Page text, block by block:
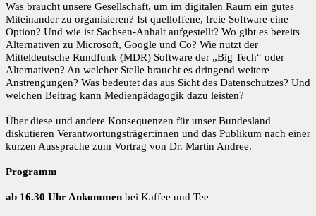
Was braucht unsere Gesellschaft, um im digitalen Raum ein gutes
Miteinander zu organisieren? Ist quelloffene, freie Software eine
Option? Und wie ist Sachsen-Anhalt aufgestellt? Wo gibt es bereits
Alternativen zu Microsoft, Google und Co? Wie nutzt der
Mitteldeutsche Rundfunk (MDR) Software der „Big Tech“ oder
Alternativen? An welcher Stelle braucht es dringend weitere
Anstrengungen? Was bedeutet das aus Sicht des Datenschutzes? Und
welchen Beitrag kann Medienpädagogik dazu leisten?
Über diese und andere Konsequenzen für unser Bundesland
diskutieren Verantwortungsträger:innen und das Publikum nach einer
kurzen Aussprache zum Vortrag von Dr. Martin Andree.
Programm
ab 16.30 Uhr Ankommen bei Kaffee und Tee